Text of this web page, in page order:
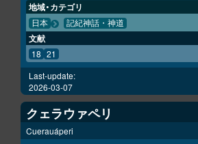
地域・カテゴリ
日本 記紀神話・神道
文献
18 21
Last-update:
2026-03-07
クェラウァペリ
Cuerauáperi